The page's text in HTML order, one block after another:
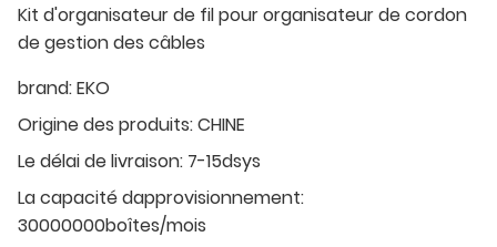
Kit d'organisateur de fil pour organisateur de cordon
de gestion des câbles
brand:EKO
Origine des produits:CHINE
Le délai de livraison: 7-15dsys
La capacité dapprovisionnement:
30000000boîtes/mois